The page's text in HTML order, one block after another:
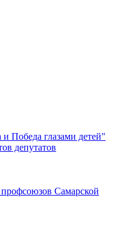
Победа глазами детей"
депутатов
профсоюзов Самарской